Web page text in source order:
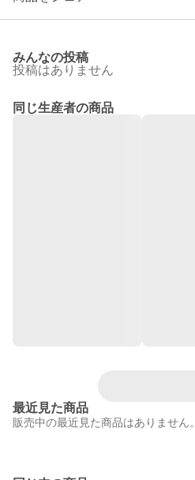
みんなの投稿
投稿はありません
同じ生産者の商品
最近見た商品
販売中の最近見た商品はありません。